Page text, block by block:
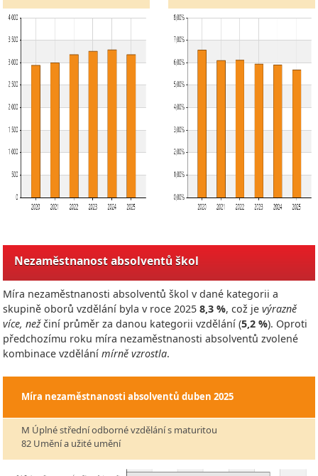
Nezaměstnanost absolventů škol
Míra nezaměstnanosti absolventů škol v dané kategorii a
skupině oborů vzdělání byla v roce 2025 8,3 %, což je výrazně
více, nežčiní průměr za danou kategorii vzdělání (5,2 %). Oproti
předchozímu roku míra nezaměstnanosti absolventů zvolené
kombinace vzdělání mírně vzrostla.
Míra nezaměstnanosti absolventů duben 2025
M Úplné střední odborné vzdělání s maturitou
82 Umění a užité umění